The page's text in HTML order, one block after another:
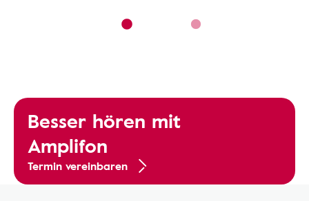
Besser hören mit
Amplifon
Termin vereinbaren